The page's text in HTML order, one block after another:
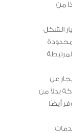
من
الشكل
محدودة
عن
بدلاً من
أيضًا